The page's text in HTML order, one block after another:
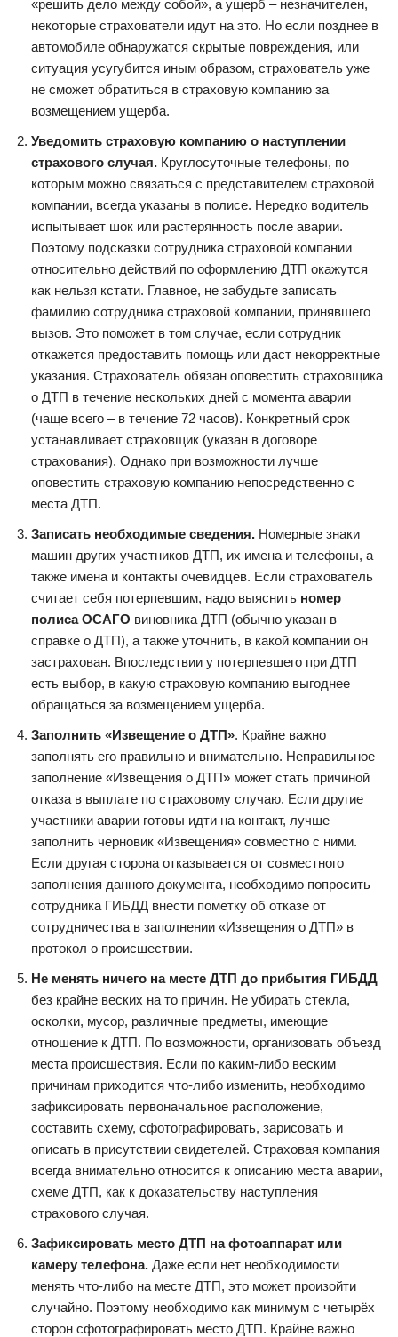
«решить дело между собой», а ущерб – незначителен,
некоторые страхователи идут на это. Но если позднее в
автомобиле обнаружатся скрытые повреждения, или
ситуация усугубится иным образом, страхователь уже
не сможет обратиться в страховую компанию за
возмещением ущерба.
Уведомить страховую компанию о наступлении
страхового случая. Круглосуточные телефоны, по
которым можно связаться с представителем страховой
компании, всегда указаны в полисе. Нередко водитель
испытывает шок или растерянность после аварии.
Поэтому подсказки сотрудника страховой компании
относительно действий по оформлению ДТП окажутся
как нельзя кстати. Главное, не забудьте записать
фамилию сотрудника страховой компании, принявшего
вызов. Это поможет в том случае, если сотрудник
откажется предоставить помощь или даст некорректные
указания. Страхователь обязан оповестить страховщика
о ДТП в течение нескольких дней с момента аварии
(чаще всего – в течение 72 часов). Конкретный срок
устанавливает страховщик (указан в договоре
страхования). Однако при возможности лучше
оповестить страховую компанию непосредственно с
места ДТП.
Записать необходимые сведения. Номерные знаки
машин других участников ДТП, их имена и телефоны, а
также имена и контакты очевидцев. Если страхователь
считает себя потерпевшим, надо выяснить номер
полиса ОСАГО виновника ДТП (обычно указан в
справке о ДТП), а также уточнить, в какой компании он
застрахован. Впоследствии у потерпевшего при ДТП
есть выбор, в какую страховую компанию выгоднее
обращаться за возмещением ущерба.
Заполнить «Извещение о ДТП». Крайне важно
заполнять его правильно и внимательно. Неправильное
заполнение «Извещения о ДТП» может стать причиной
отказа в выплате по страховому случаю. Если другие
участники аварии готовы идти на контакт, лучше
заполнить черновик «Извещения» совместно с ними.
Если другая сторона отказывается от совместного
заполнения данного документа, необходимо попросить
сотрудника ГИБДД внести пометку об отказе от
сотрудничества в заполнении «Извещения о ДТП» в
протокол о происшествии.
Не менять ничего на месте ДТП до прибытия ГИБДД
без крайне веских на то причин. Не убирать стекла,
осколки, мусор, различные предметы, имеющие
отношение к ДТП. По возможности, организовать объезд
места происшествия. Если по каким-либо веским
причинам приходится что-либо изменить, необходимо
зафиксировать первоначальное расположение,
составить схему, сфотографировать, зарисовать и
описать в присутствии свидетелей. Страховая компания
всегда внимательно относится к описанию места аварии,
схеме ДТП, как к доказательству наступления
страхового случая.
Зафиксировать место ДТП на фотоаппарат или
камеру телефона. Даже если нет необходимости
менять что-либо на месте ДТП, это может произойти
случайно. Поэтому необходимо как минимум с четырёх
сторон сфотографировать место ДТП. Крайне важно